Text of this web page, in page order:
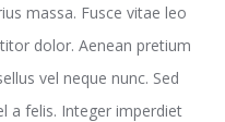
massa. Fusce vitae leo
dolor. Aenean pretium
vel neque nunc. Sed
a felis. Integer imperdiet